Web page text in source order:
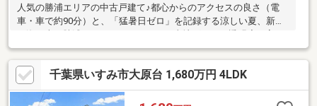
人気の勝浦エリアの中古戸建て♪都心からのアクセスの良さ（電
車・車で約90分）と、「猛暑日ゼロ」を記録する涼しい夏、新鮮
海での海水浴、夏は涼しく冬は暖かいという快適な気候が、避暑
地としても人気です♪現地合流・解散大歓迎！実際に物件を見てい
ただくことがとにかく一番です！！「住宅ローンが不安…」と言
うお客様へ！自社グループで住宅ローンを取り扱っている弊社だ
からこそ出来るご提案がございます！貸金業務取扱主任者の資格
千葉県いすみ市大原台 1,680万円 4LDK